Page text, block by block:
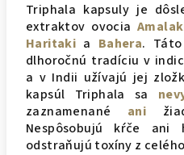
Triphala kapsuly je
extraktov ovocia
Haritaki a Bahera.
dlhoročnú tradíciu v
a v Indii užívajú jej
kapsúl Triphala sa
zaznamenané ani
Nespôsobujú kŕče
odstraňujú toxíny z